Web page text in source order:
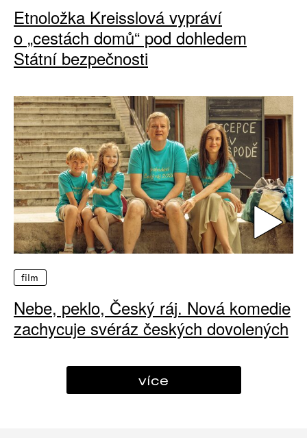
Etnoložka Kreisslová vypráví
o „cestách domů“ pod dohledem
Státní bezpečnosti
film
Nebe, peklo, Český ráj. Nová komedie
zachycuje svéráz českých dovolených
více